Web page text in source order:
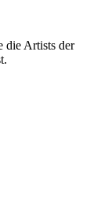
die Artists der